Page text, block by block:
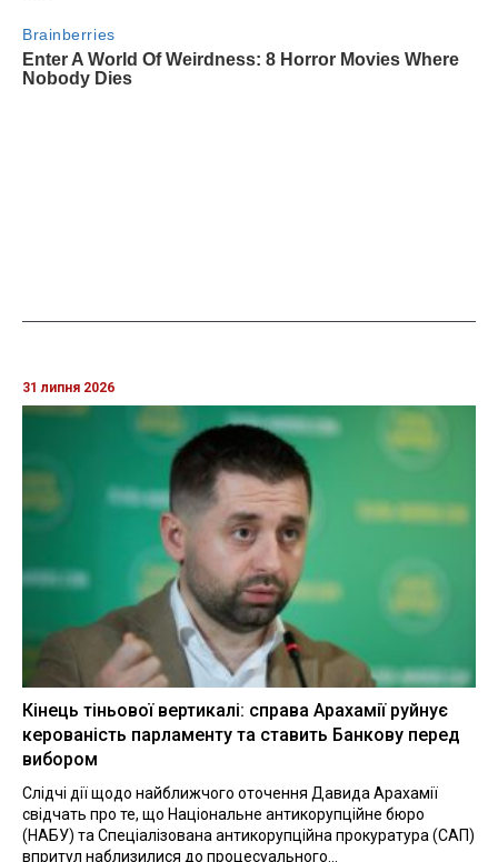
31 липня 2026
Кінець тіньової вертикалі: справа Арахамії руйнує
керованість парламенту та ставить Банкову перед
вибором
Слідчі дії щодо найближчого оточення Давида Арахамії
свідчать про те, що Національне антикорупційне бюро
(НАБУ) та Спеціалізована антикорупційна прокуратура (САП)
впритул наблизилися до процесуального...